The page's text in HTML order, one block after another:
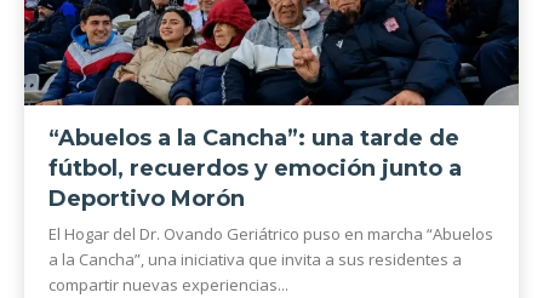
“Abuelos a la Cancha”: una tarde de
fútbol, recuerdos y emoción junto a
Deportivo Morón
El Hogar del Dr. Ovando Geriátrico puso en marcha “Abuelos
a la Cancha”, una iniciativa que invita a sus residentes a
compartir nuevas experiencias...